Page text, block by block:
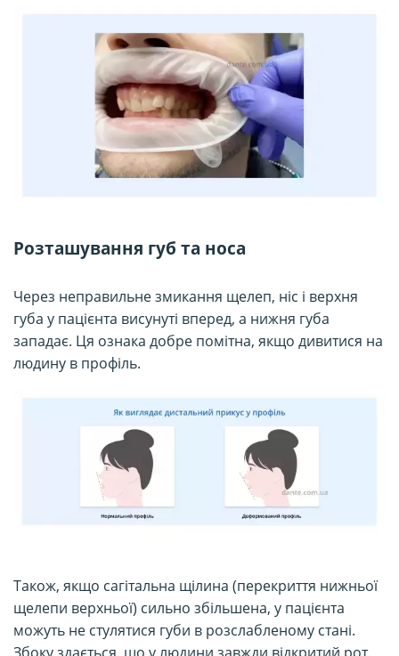
Розташування губ та носа
Через неправильне змикання щелеп, ніс і верхня
губа у пацієнта висунуті вперед, а нижня губа
западає. Ця ознака добре помітна, якщо дивитися на
людину в профіль.
Також, якщо сагітальна щілина (перекриття нижньої
щелепи верхньої) сильно збільшена, у пацієнта
можуть не стулятися губи в розслабленому стані.